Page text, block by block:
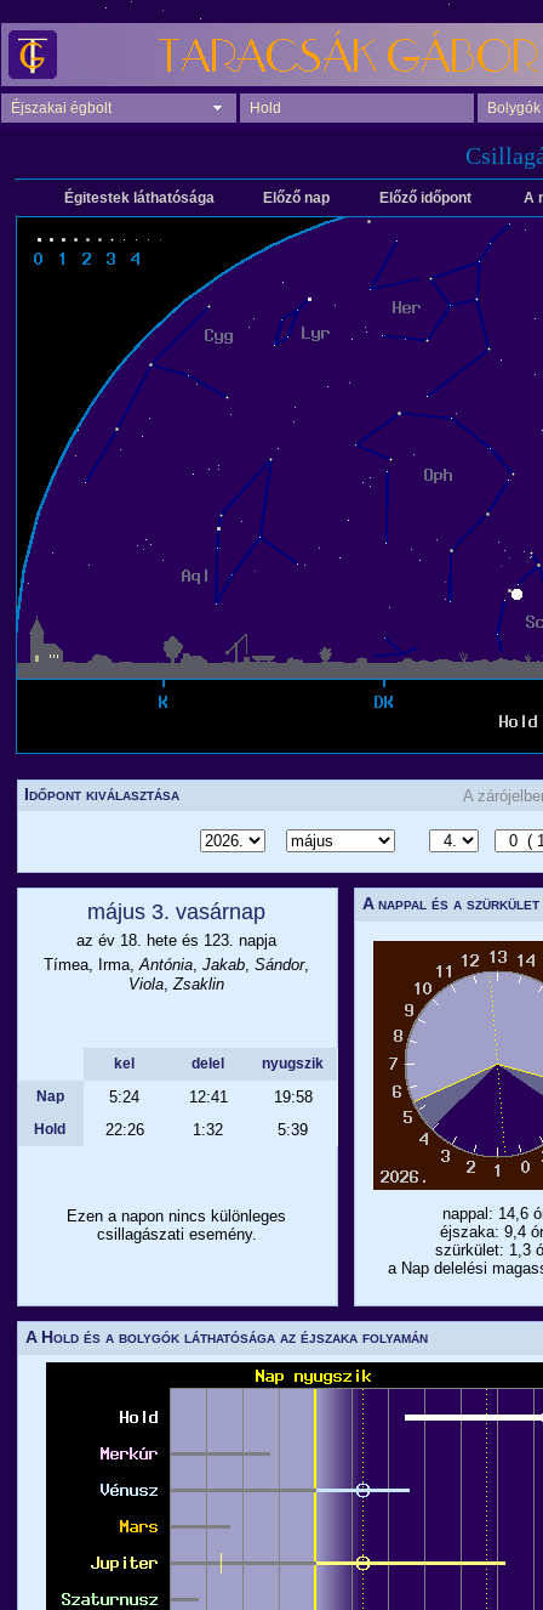
Éjszakai égbolt Hold Bolygók
Égitestek láthatósága Előző nap Előző időpont A
Időpont kiválasztása A
május 3. vasárnap
az év 18. hete és 123. napja
Tímea, Irma,Antónia,Jakab,Sándor,
Viola,Zsaklin
kel delel
nyugszik
Nap
5:24 12:41 19:58
Hold 22:26 1:32 5:39
Ezen a napon nincs különleges
csillagászati esemény.
A nappal és a szürkület
nappal: 14,6
éjszaka: 9,4
szürkület: 1,3
a Nap delelési
A Hold és a bolygók láthatósága az éjszaka folyamán